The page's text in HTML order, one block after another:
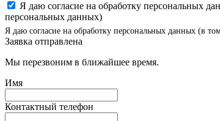
Я даю согласие на обработку персональных
персональных данных)
Я даю согласие на обработку персональных данных (в
Заявка отправлена
Мы перезвоним в ближайшее время.
Имя
Контактный телефон